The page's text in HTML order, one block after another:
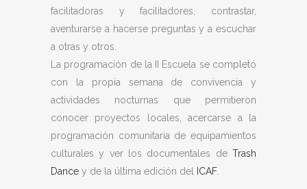
facilitadoras y facilitadores, contrastar,
aventurarse a hacerse preguntas y a escuchar
a otras y otros.
La programación de la II Escuela se completó
con la propia semana de convivencia y
actividades nocturnas que permitieron
conocer proyectos locales, acercarse a la
programación comunitaria de equipamientos
culturales y ver los documentales de Trash
Dance y de la última edición del ICAF.